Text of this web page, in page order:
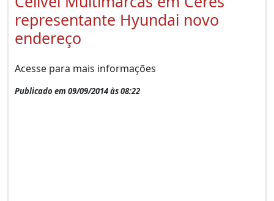
representante Hyundai novo
endereço
Acesse para mais informações
Publicado em 09/09/2014 às 08:22